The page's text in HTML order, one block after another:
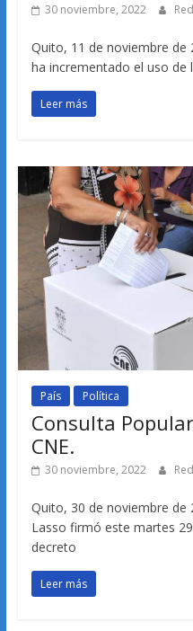
30 noviembre, 2022
Quito, 11 de noviembre de
ha incrementado el uso de
Leer más
País Política
Consulta
CNE.
30 noviembre, 2022
Quito, 30 de noviembre de
Lasso firmó este martes
decreto
Leer más